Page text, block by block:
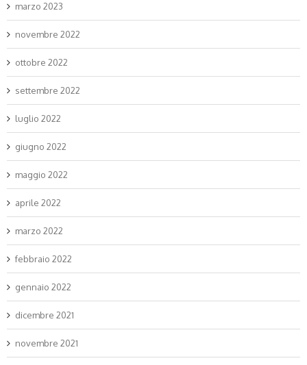
marzo 2023
novembre 2022
ottobre 2022
settembre 2022
luglio 2022
giugno 2022
maggio 2022
aprile 2022
marzo 2022
febbraio 2022
gennaio 2022
dicembre 2021
novembre 2021